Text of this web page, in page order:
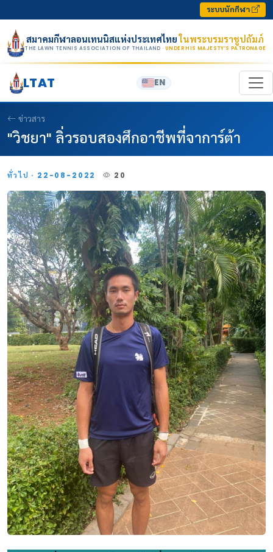
ระบบนักกีฬา
สมาคมกีฬาลอนเทนนิสแห่งประเทศไทยในพระบรมราชูปถัมภ์
THE LAWN TENNIS ASSOCIATION OF THAILAND · UNDER HIS MAJESTY’S PATRONAGE
LTAT EN
ข่าวสาร
"วิชยา" ลิ่วรอบสองศึกอาชีพที่จาการ์ต้า
ทั่วไป · 22-08-2022 20